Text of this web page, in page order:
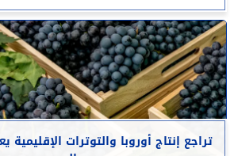
تراجع إنتاج أوروبا والتوترات الإقليمية